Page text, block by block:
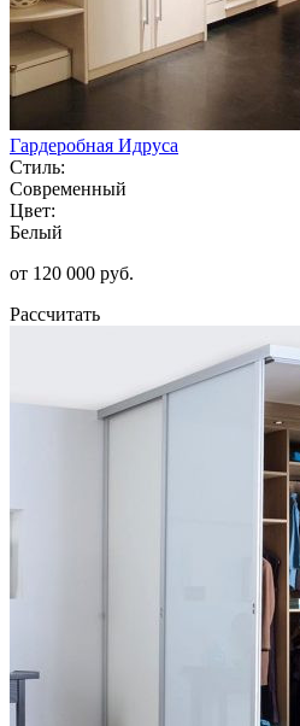
Гардеробная Идруса
Стиль:
Современный
Цвет:
Белый
от 120 000 руб.
Рассчитать